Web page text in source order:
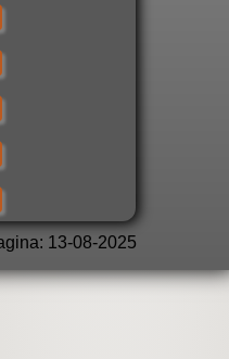
13-08-2025